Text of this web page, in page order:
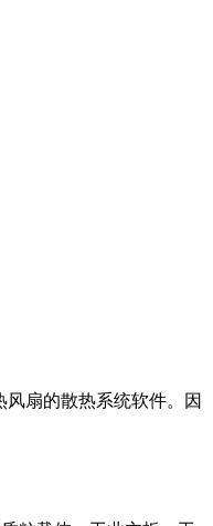
扇的散热系统软件。因